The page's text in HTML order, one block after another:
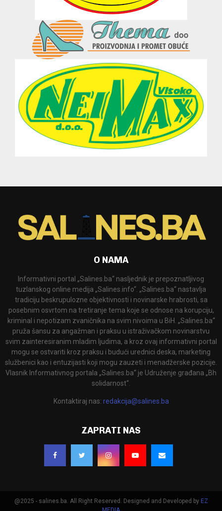
O NAMA
Informativni portal „Salines.ba“ nasljednik je prepoznatljivog
tuzlanskog online medija „Salines.info“. „Salines.ba“ nastavlja
tradiciju beskrupulozne objektivnosti i novinarske hrabrosti, sa
posebnim osvrtom na tretiranje tema koje se odnose na korupciju,
kriminal i nepotizam zvaničnika na svim nivoima u BiH. „Salines.ba“
pruža šansu za angažman i praksu u istraživačkom novinarstvu
svim zainteresiranim mladim ljudima, a kroz ovaj informativni portal
mogu se ostvariti kroz praksu i budući urednici deska, marketing
službenici kao i entuzijasti koji mogu zauzeti i menadžerske pozicije.
Vlasnik Informativnog portala „Salines.ba“ je Udruženje građana „Bh
solidarnost“.
Kontaktiraj nas: redakcija@salines.ba
ZAPRATI NAS
@2025 - salines.ba. All Right Reserved. Designed and Developed by EZ